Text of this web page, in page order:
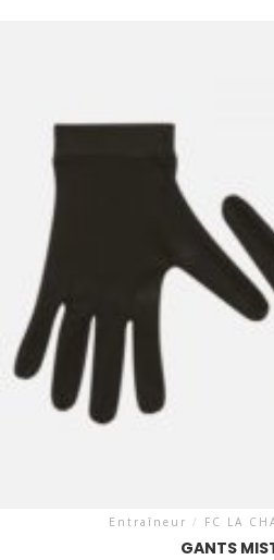
Entraîneur / FC LA
GANTS